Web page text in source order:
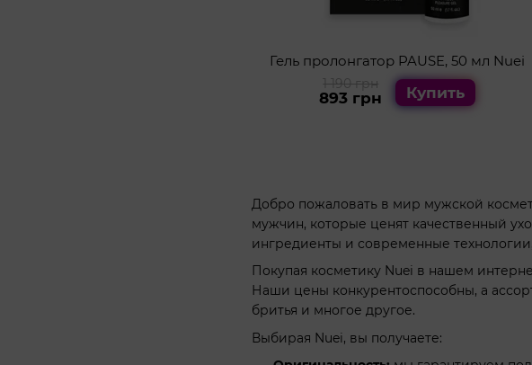
Добро пожаловать в мир мужской
мужчин, которые ценят качественный
ингредиенты и современные
Покупая косметику Nuei в нашем
Наши цены конкурентоспособны, а
бритья и многое другое.
Выбирая Nuei, вы получаете:
Гель пролонгатор PAUSE, 50 мл Nuei
1 190 грн
893 грн Купить